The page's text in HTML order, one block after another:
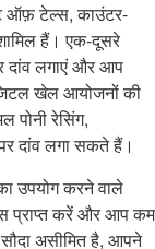
ऑफ़ टेल्स, काउंटर-
हैं। एक-दूसरे
दांव लगाएं और आप
खेल आयोजनों की
पोनी रेसिंग,
दांव लगा सकते हैं।
उपयोग करने वाले
प्राप्त करें और आप कम
असीमित है, आपने